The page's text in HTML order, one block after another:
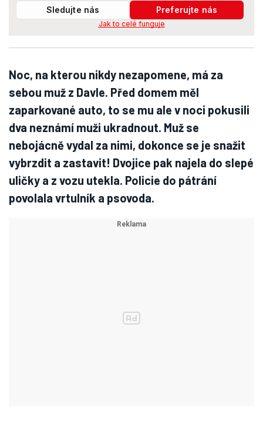
Sledujte nás
Preferujte nás
Jak to celé funguje
Noc, na kterou nikdy nezapomene, má za
sebou muž z Davle. Před domem měl
zaparkované auto, to se mu ale v noci pokusili
dva neznámí muži ukradnout. Muž se
nebojácně vydal za nimi, dokonce se je snažit
vybrzdit a zastavit! Dvojice pak najela do slepé
uličky a z vozu utekla. Policie do pátrání
povolala vrtulník a psovoda.